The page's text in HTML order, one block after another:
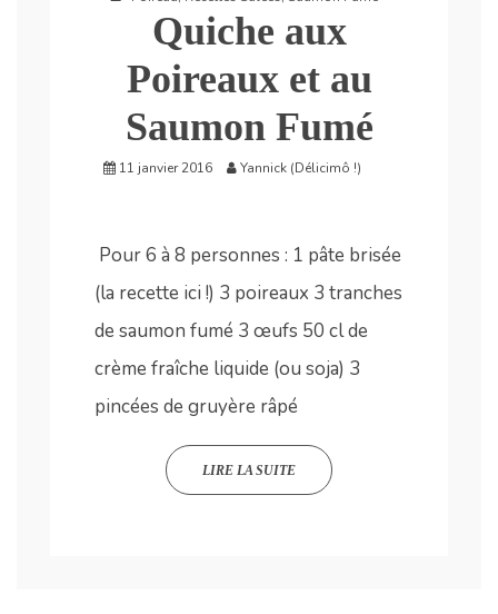
Quiche aux
Poireaux et au
Saumon Fumé
11 janvier 2016 Yannick (Délicimô !)
Pour 6 à 8 personnes : 1 pâte brisée
(la recette ici !) 3 poireaux 3 tranches
de saumon fumé 3 œufs 50 cl de
crème fraîche liquide (ou soja) 3
pincées de gruyère râpé
LIRE LA SUITE